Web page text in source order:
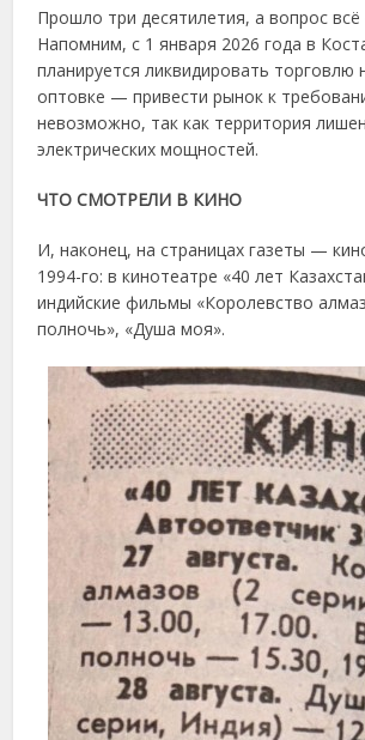
Прошло три десятилетия, а вопрос всё
Напомним, с 1 января 2026 года в
планируется ликвидировать торговлю
оптовке — привести рынок к
невозможно, так как территория
электрических мощностей.
ЧТО СМОТРЕЛИ В КИНО
И, наконец, на страницах газеты —
1994-го: в кинотеатре «40 лет
индийские фильмы «Королевство
полночь», «Душа моя».